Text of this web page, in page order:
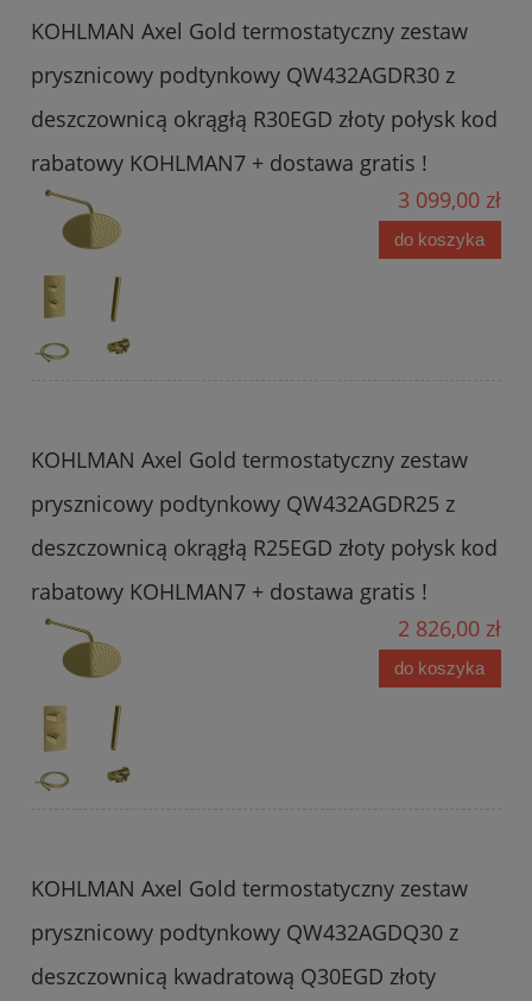
KOHLMAN Axel Gold termostatyczny zestaw
prysznicowy podtynkowy QW432AGDR30 z
deszczownicą okrągłą R30EGD złoty połysk kod
rabatowy KOHLMAN7 + dostawa gratis !
3 099,00 zł
do koszyka
KOHLMAN Axel Gold termostatyczny zestaw
prysznicowy podtynkowy QW432AGDR25 z
deszczownicą okrągłą R25EGD złoty połysk kod
rabatowy KOHLMAN7 + dostawa gratis !
2 826,00 zł
do koszyka
KOHLMAN Axel Gold termostatyczny zestaw
prysznicowy podtynkowy QW432AGDQ30 z
deszczownicą kwadratową Q30EGD złoty